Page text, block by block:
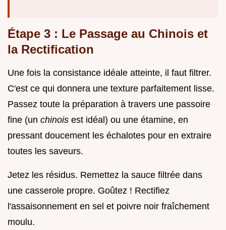
Étape 3 : Le Passage au Chinois et
la Rectification
Une fois la consistance idéale atteinte, il faut filtrer.
C'est ce qui donnera une texture parfaitement lisse.
Passez toute la préparation à travers une passoire
fine (un chinois est idéal) ou une étamine, en
pressant doucement les échalotes pour en extraire
toutes les saveurs.
Jetez les résidus. Remettez la sauce filtrée dans
une casserole propre. Goûtez ! Rectifiez
l'assaisonnement en sel et poivre noir fraîchement
moulu.